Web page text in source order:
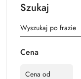
Szukaj
Cena